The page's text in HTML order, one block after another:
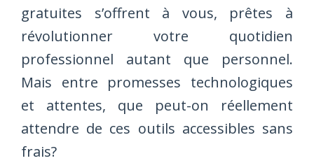
gratuites s’offrent à vous, prêtes à
révolutionner votre quotidien
professionnel autant que personnel.
Mais entre promesses technologiques
et attentes, que peut-on réellement
attendre de ces outils accessibles sans
frais?